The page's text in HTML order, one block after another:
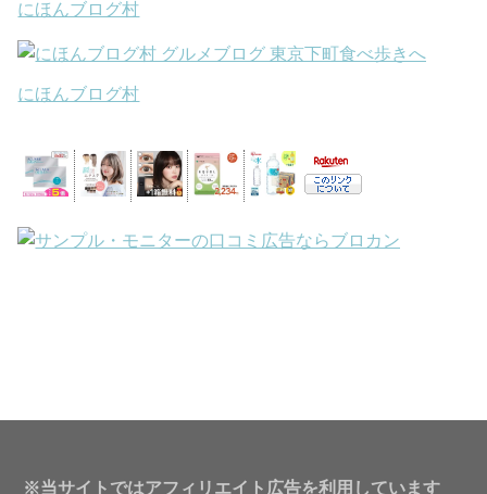
にほんブログ村
にほんブログ村
※当サイトではアフィリエイト広告を利用しています